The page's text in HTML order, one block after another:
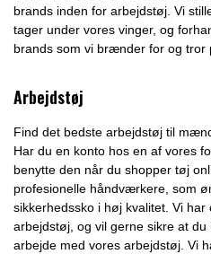
brands inden for arbejdstøj. Vi
tager under vores vinger, og
brands som vi brænder for og tror
Arbejdstøj
Find det bedste arbejdstøj til
Har du en konto hos en af vores
benytte den når du shopper tøj
profesionelle håndværkere, som
sikkerhedssko i høj kvalitet. Vi har
arbejdstøj, og vil gerne sikre at
arbejde med vores arbejdstøj. Vi